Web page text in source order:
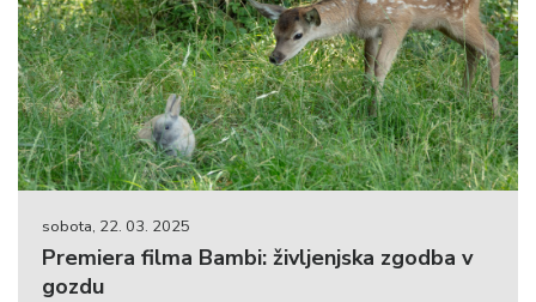
sobota, 22. 03. 2025
Premiera filma Bambi: življenjska zgodba v
gozdu